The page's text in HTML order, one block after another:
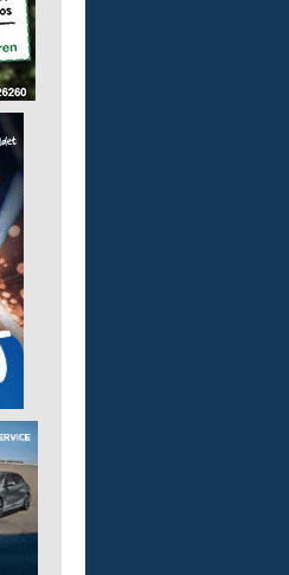
Kita - Assistenz (m/w/d)
Lebenshilfe im Landkreis
GmbH
51598 Friesenhagen